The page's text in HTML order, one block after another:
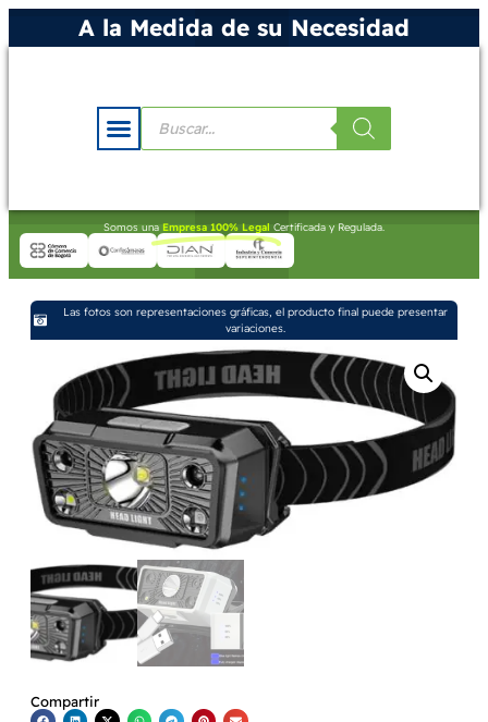
A la Medida de su Necesidad
Somos una Empresa 100% Legal Certificada y Regulada.
Las fotos son representaciones gráficas, el producto final puede presentar
variaciones.
Compartir